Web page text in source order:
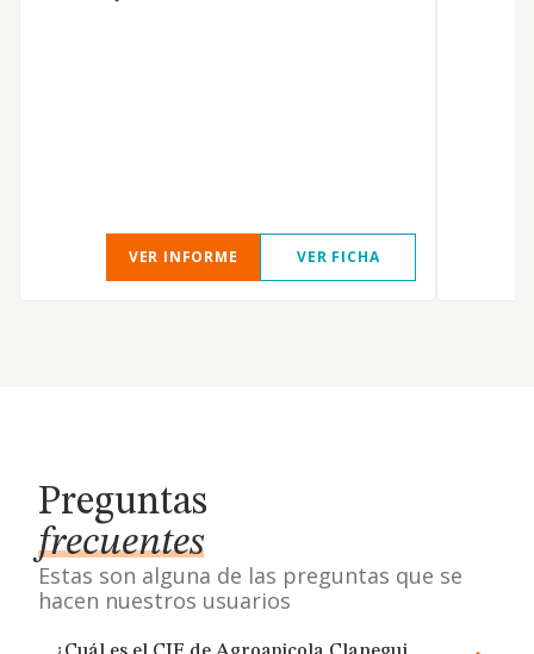
VER INFORME VER FICHA
Preguntas
frecuentes
Estas son alguna de las preguntas que se
hacen nuestros usuarios